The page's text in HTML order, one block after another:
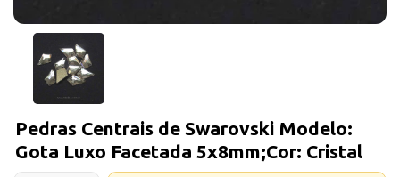
Pedras Centrais de Swarovski Modelo:
Gota Luxo Facetada 5x8mm;Cor: Cristal